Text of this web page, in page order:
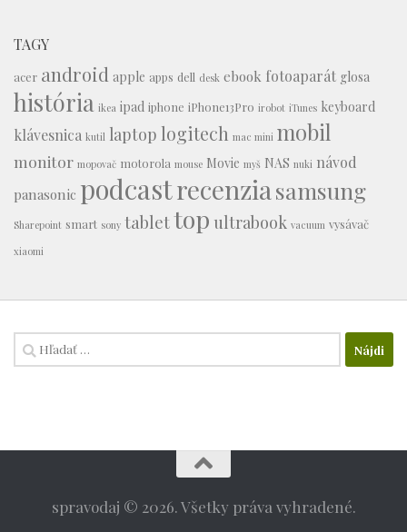
TAGY
acer android apple apps dell desk ebook fotoaparát glosa
história ikea ipad iphone iPhone13Pro irobot iTunes keyboard
klávesnica kutil laptop logitech mac mini mobil
monitor mopovač motorola mouse Movie myš NAS nuki návod
panasonic podcastrecenziasamsung
Sharepoint smart sony tablettop ultrabook vacuum vysávač
xiaomi
Hľadať:
spravodaj © 2026. Všetky práva vyhradené.